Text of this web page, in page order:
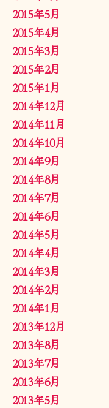
2015年5月
2015年4月
2015年3月
2015年2月
2015年1月
2014年12月
2014年11月
2014年10月
2014年9月
2014年8月
2014年7月
2014年6月
2014年5月
2014年4月
2014年3月
2014年2月
2014年1月
2013年12月
2013年8月
2013年7月
2013年6月
2013年5月